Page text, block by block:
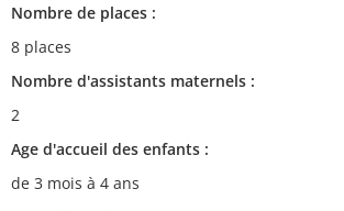
Nombre de places :
8 places
Nombre d'assistants maternels :
2
Age d'accueil des enfants :
de 3 mois à 4 ans